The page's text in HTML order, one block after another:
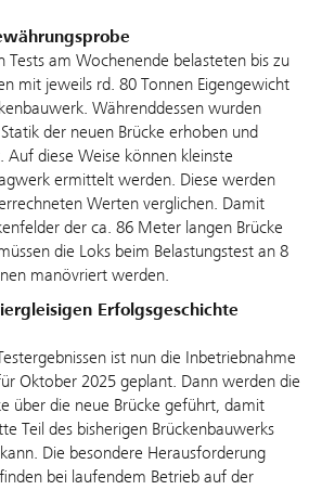
Tests am Wochenende belasteten bis zu
mit jeweils rd. 80 Tonnen Eigengewicht
Währenddessen wurden
der neuen Brücke erhoben und
Auf diese Weise können kleinste
ermittelt werden. Diese werden
Werten verglichen. Damit
der ca. 86 Meter langen Brücke
die Loks beim Belastungstest an 8
manövriert werden.
Erfolgsgeschichte
ist nun die Inbetriebnahme
Oktober 2025 geplant. Dann werden die
über die neue Brücke geführt, damit
Teil des bisherigen Brückenbauwerks
Die besondere Herausforderung
bei laufendem Betrieb auf der